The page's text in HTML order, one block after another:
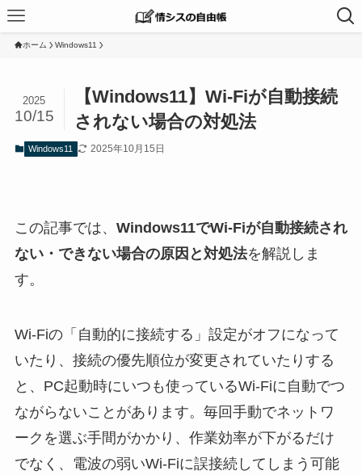
ホーム Windows11
【Windows11】Wi-Fiが自動接続
されない場合の対処法
2025
10/15
Windows11 2025年10月15日
この記事では、 Windows11でWi-Fiが自動接続され
ない・できない場合の原因と対処法を解説しま
す。
Wi-Fiの「自動的に接続する」設定がオフになって
いたり、接続の優先順位が変更されていたりする
と、PC起動時にいつも使っているWi-Fiに自動でつ
ながらないことがあります。毎回手動でネットワ
ークを選ぶ手間がかかり、作業効率が下がるだけ
でなく、電波の弱いWi-Fiに誤接続してしまう可能